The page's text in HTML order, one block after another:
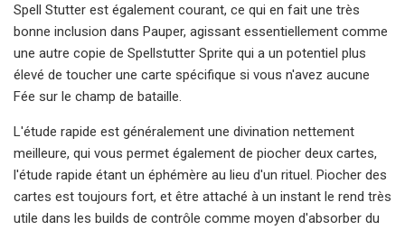
Spell Stutter est également courant, ce qui en fait une très
bonne inclusion dans Pauper, agissant essentiellement comme
une autre copie de Spellstutter Sprite qui a un potentiel plus
élevé de toucher une carte spécifique si vous n'avez aucune
Fée sur le champ de bataille.
L'étude rapide est généralement une divination nettement
meilleure, qui vous permet également de piocher deux cartes,
l'étude rapide étant un éphémère au lieu d'un rituel. Piocher des
cartes est toujours fort, et être attaché à un instant le rend très
utile dans les builds de contrôle comme moyen d'absorber du